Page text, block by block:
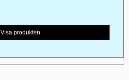
Visa produkten